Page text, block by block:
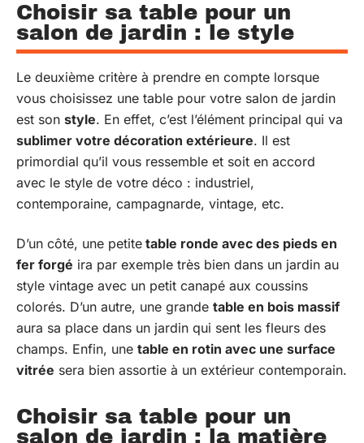
Choisir sa table pour un
salon de jardin : le style
Le deuxième critère à prendre en compte lorsque
vous choisissez une table pour votre salon de jardin
est son style. En effet, c’est l’élément principal qui va
sublimer votre décoration extérieure. Il est
primordial qu’il vous ressemble et soit en accord
avec le style de votre déco : industriel,
contemporaine, campagnarde, vintage, etc.
D’un côté, une petite table ronde avec des pieds en
fer forgé ira par exemple très bien dans un jardin au
style vintage avec un petit canapé aux coussins
colorés. D’un autre, une grande table en bois massif
aura sa place dans un jardin qui sent les fleurs des
champs. Enfin, une table en rotin avec une surface
vitrée sera bien assortie à un extérieur contemporain.
Choisir sa table pour un
salon de jardin : la matière